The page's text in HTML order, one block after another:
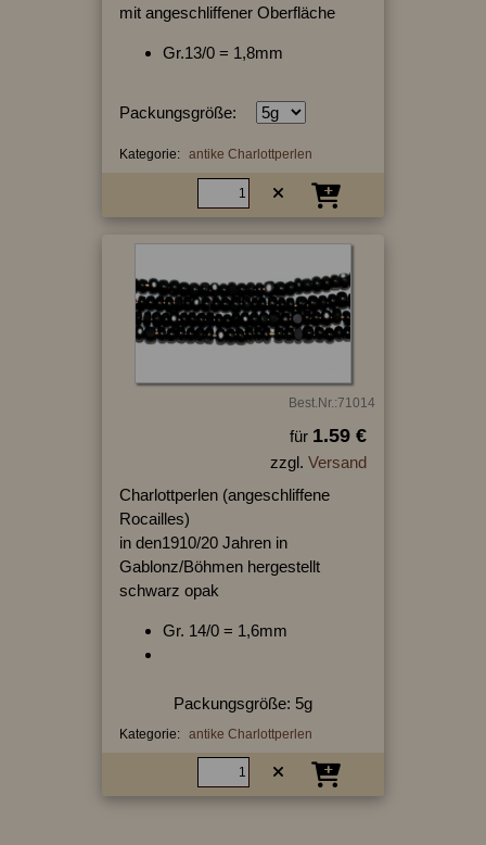
mit angeschliffener Oberfläche
Gr.13/0 = 1,8mm
Packungsgröße:
Kategorie: antike Charlottperlen
Best.Nr.:71014
für 1.59 €
zzgl. Versand
Charlottperlen (angeschliffene
Rocailles)
in den1910/20 Jahren in
Gablonz/Böhmen hergestellt
schwarz opak
Gr. 14/0 = 1,6mm
Packungsgröße: 5g
Kategorie: antike Charlottperlen